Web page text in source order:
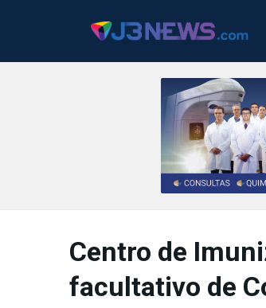
Centro de
facultativo de